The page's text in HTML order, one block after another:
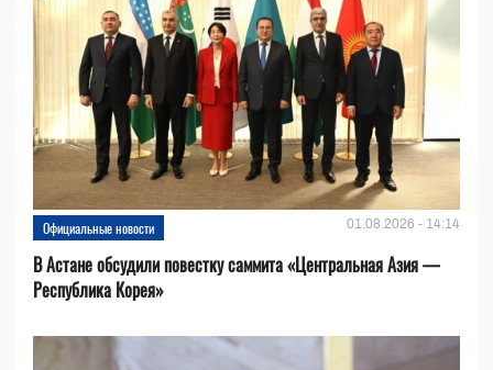
Официальные новости 01.08.2026 - 14:14
В Астане обсудили повестку саммита «Центральная Азия —
Республика Корея»